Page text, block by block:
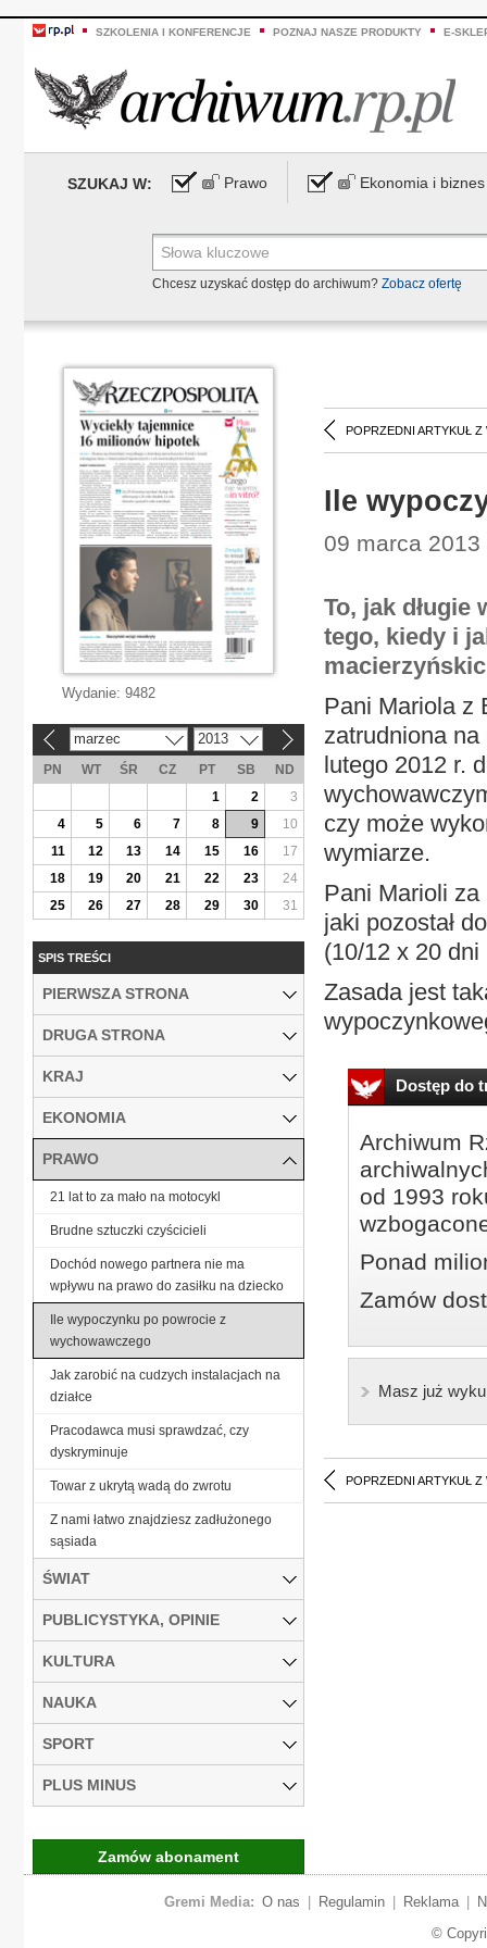
SZKOLENIA I KONFERENCJE POZNAJ NASZE PRODUKTY E-
SZUKAJ W: Prawo Ekonomia i biznes
Chcesz uzyskać dostęp do archiwum? Zobacz ofertę
POPRZEDNI ARTYKUŁ Z
Ile
09 marca 2013
To, jak długie
tego, kiedy i
Pani Mariola z
zatrudniona
lutego 2012 r.
czy może
wymiarze.
Pani Marioli za
jaki pozostał
(10/12 x 20
Zasada jest
Dostęp do
Archiwum
od 1993
Ponad
Zamów
Masz już
POPRZEDNI ARTYKUŁ Z
Wydanie: 9482
marzec 2013
PN WT ŚR CZ PT SB
ND
1
2
3
4
5 6 7 8 9
10
11
12 13 14 15 16
17
18
19 20 21 22 23
24
25
26 27 28 29 30 31
SPIS TREŚCI
PIERWSZA STRONA
DRUGA STRONA
KRAJ
EKONOMIA
PRAWO
21 lat to za mało na motocykl
Brudne sztuczki czyścicieli
Dochód nowego partnera nie ma
wpływu na prawo do zasiłku na dziecko
Ile wypoczynku po powrocie z
wychowawczego
Jak zarobić na cudzych instalacjach na
działce
Pracodawca musi sprawdzać, czy
dyskryminuje
Towar z ukrytą wadą do zwrotu
Z nami łatwo znajdziesz zadłużonego
sąsiada
ŚWIAT
PUBLICYSTYKA, OPINIE
KULTURA
NAUKA
SPORT
PLUS MINUS
Zamów abonament
Gremi Media: O nas Regulamin Reklama
©